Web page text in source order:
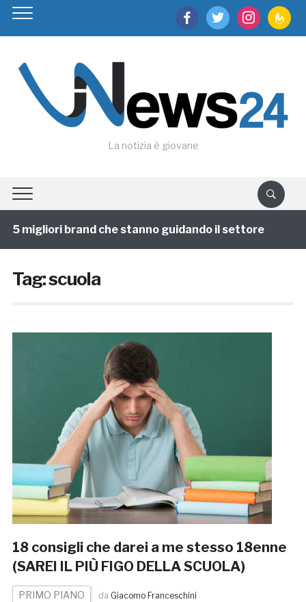
facebooktwitter instagram
La notizia è giovane
migliori brand che stanno guidando il settore
Tag:scuola
18 consigli che darei a me stesso 18enne
(SAREI IL PIÙ FIGO DELLA SCUOLA)
PRIMO PIANO da Giacomo Franceschini